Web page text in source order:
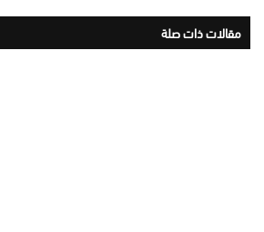
مقالات ذات صلة